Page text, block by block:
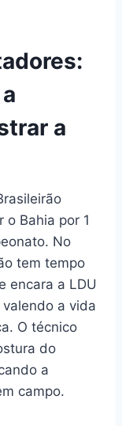
a
Bahia por 1
No
tem tempo
encara a LDU
a vida
O técnico
do
a
campo.